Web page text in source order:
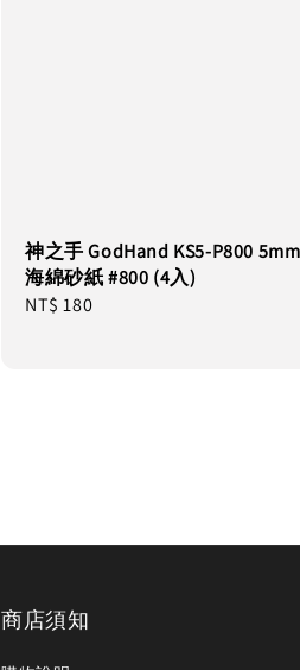
神之手 GodHand KS5-P800 5mm
海綿砂紙 #800 (4入)
Regular
NT$ 180
商店須知